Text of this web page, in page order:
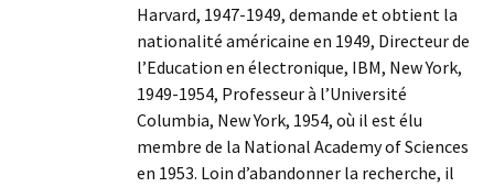
Harvard, 1947-1949, demande et obtient la
nationalité américaine en 1949, Directeur de
l’Education en électronique, IBM, New York,
1949-1954, Professeur à l’Université
Columbia, New York, 1954, où il est élu
membre de la National Academy of Sciences
en 1953. Loin d’abandonner la recherche, il